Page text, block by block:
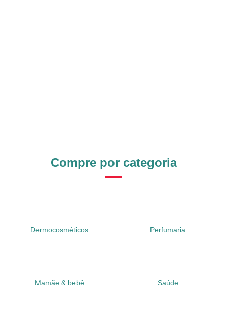
Compre por categoria
Dermocosméticos Perfumaria
Mamãe & bebê Saúde